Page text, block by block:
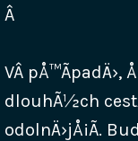
Â
VÂ pÅ™Ã­padÄ›,
dlouhÃ½ch
odolnÄ›jÅ¡Ã­.